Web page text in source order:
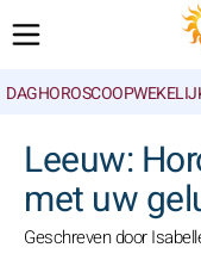
DAGHOROSCOOP
Leeuw:
met uw
Geschreven door